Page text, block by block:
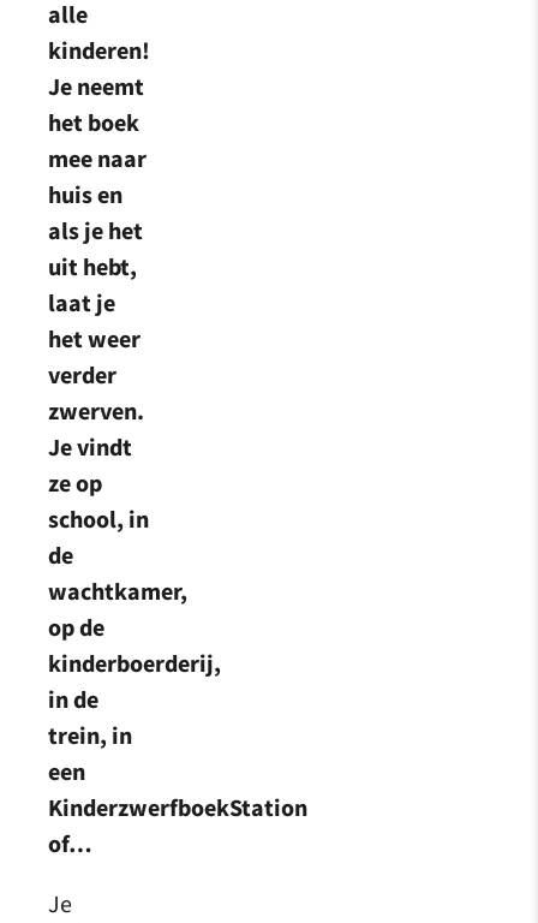
alle
kinderen!
Je neemt
het boek
mee naar
huis en
als je het
uit hebt,
laat je
het weer
verder
zwerven.
Je vindt
ze op
school, in
de
wachtkamer,
op de
kinderboerderij,
in de
trein, in
een
KinderzwerfboekStation
of…
Je